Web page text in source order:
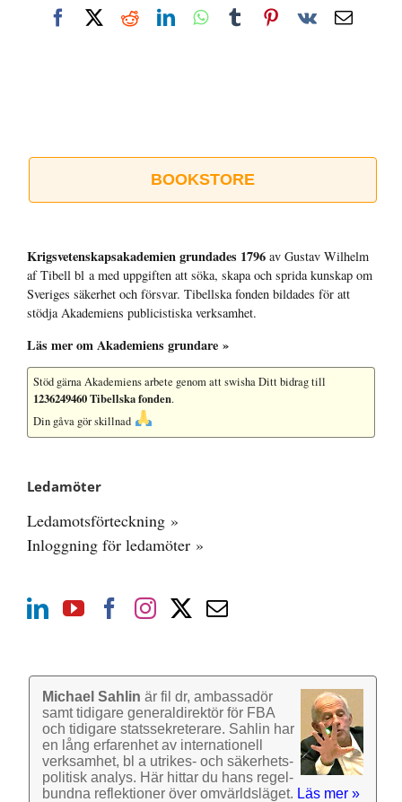
FacebookRedditLinkedInWhatsApp
TumblrPinterest
Vk
E-
BOOKSTORE
Krigsvetenskap­sakademien grundades 1796 av Gustav Wilhelm
af Tibell bl a med uppgiften att söka, skapa och sprida kunskap om
Sveriges säkerhet och försvar. Tibellska fonden bildades för att
stödja Akademiens publicistiska verksamhet.
Läs mer om Akademiens grundare »
Stöd gärna Akademiens arbete genom att swisha Ditt bidrag till
1236249460 Tibellska fonden.
Din gåva gör skillnad
Ledamöter
Ledamotsförteckning »
Inloggning för ledamöter »
Michael Sahlin är fil dr, ambassadör
samt tidigare general­direktör för FBA
och tidigare stats­sekre­terare. Sahlin har
en lång erfarenhet av inter­nationell
verk­samhet, bl a utrikes- och säkerhets­
politisk analys. Här hittar du hans regel­
bundna reflek­tioner över omvärlds­läget. Läs mer »